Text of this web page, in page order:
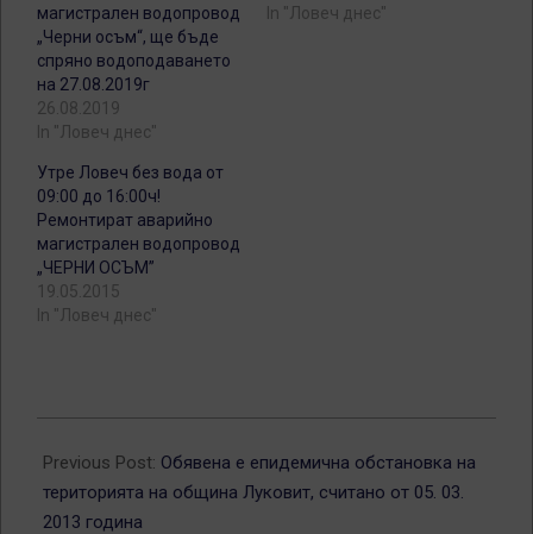
магистрален водопровод
„Черни осъм“, ще бъде
спряно водоподаването
на 27.08.2019г
26.08.2019
In "Ловеч днес"
In "Ловеч днес"
Утре Ловеч без вода от
09:00 до 16:00ч!
Ремонтират аварийно
магистрален водопровод
„ЧЕРНИ ОСЪМ”
19.05.2015
In "Ловеч днес"
03-
05
Previous Post: Обявена е епидемична обстановка на
територията на община Луковит, считано от 05. 03.
2013 година